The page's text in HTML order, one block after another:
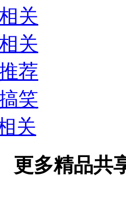
关
关
荐
笑
关
更多精品共